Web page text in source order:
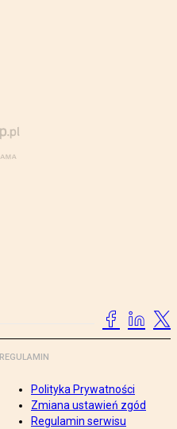
REGULAMIN
Polityka Prywatności
Zmiana ustawień zgód
Regulamin serwisu